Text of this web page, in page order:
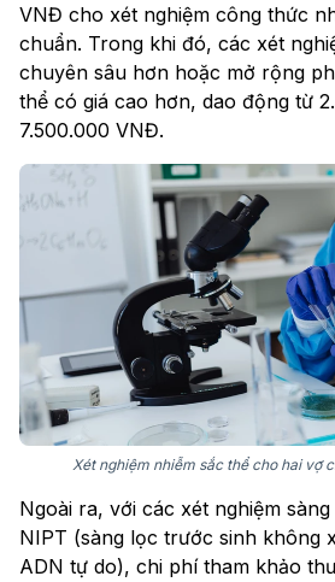
VNĐ cho xét nghiệm công thức
chuẩn. Trong khi đó, các xét
chuyên sâu hơn hoặc mở rộng
thể có giá cao hơn, dao động từ
7.500.000 VNĐ.
Xét nghiệm nhiễm sắc thể cho hai vợ
Ngoài ra, với các xét nghiệm
NIPT (sàng lọc trước sinh không
ADN tự do), chi phí tham khảo